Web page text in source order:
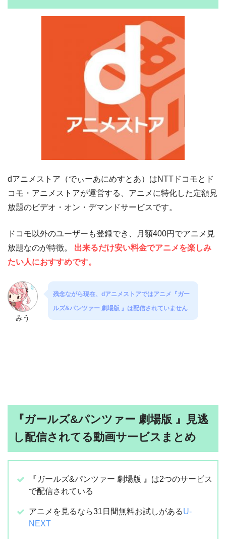
dアニメストア（でぃーあにめすとあ）はNTTドコモとド
コモ・アニメストアが運営する、アニメに特化した定額見
放題のビデオ・オン・デマンドサービスです。
ドコモ以外のユーザーも登録でき、月額400円でアニメ見
放題なのが特徴。 出来るだけ安い料金でアニメを楽しみ
たい人におすすめです。
みう
残念ながら現在、dアニメストアではアニメ『ガー
ルズ&パンツァー 劇場版 』は配信されていません
『ガールズ&パンツァー 劇場版 』見逃
し配信されてる動画サービスまとめ
『ガールズ&パンツァー 劇場版 』は2つのサービス
で配信されている
アニメを見るなら31日間無料お試しがあるU-
NEXT